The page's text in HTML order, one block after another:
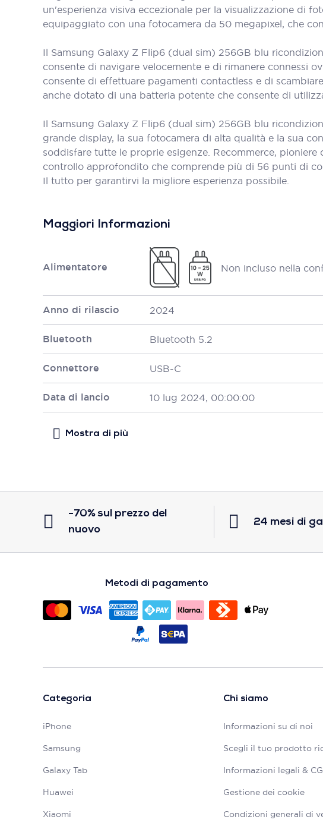
un'esperienza visiva eccezionale per la visualizzazione di
equipaggiato con una fotocamera da 50 megapixel, che
Il Samsung Galaxy Z Flip6 (dual sim) 256GB blu
consente di navigare velocemente e di rimanere connessi
consente di effettuare pagamenti contactless e di
anche dotato di una batteria potente che consente di
Il Samsung Galaxy Z Flip6 (dual sim) 256GB blu
grande display, la sua fotocamera di alta qualità e la sua
soddisfare tutte le proprie esigenze. Recommerce,
controllo approfondito che comprende più di 56 punti di
Il tutto per garantirvi la migliore esperienza possibile.
Maggiori Informazioni
Alimentatore Non incluso nella
Anno di rilascio 2024
Bluetooth Bluetooth 5.2
Connettore USB-C
Data di lancio 10 lug 2024, 00:00:00
-70% sul prezzo del
nuovo
24 mesi di
Metodi di pagamento
Categoria
iPhone
Samsung
Galaxy Tab
Huawei
Xiaomi
Chi siamo
Informazioni su di noi
Scegli il tuo prodotto
Informazioni legali &
Gestione dei cookie
Condizioni generali di